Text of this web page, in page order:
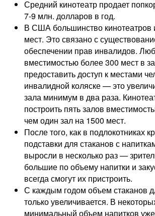
Средний кинотеатр продает
7-9 млн. долларов в год.
В США большинство кинотеатров
мест. Это связано с
обеспечении прав инвалидов.
вместимостью более 300 мест в
предоставить доступ к местами
инвалидной коляске — это
зала минимум в два раза.
построить пять залов
чем один зал на 1500 мест.
После того, как в подлокотниках
подставки для стаканов с
выросли в несколько раз —
большие по объему напитки и
всегда смогут их пристроить.
С каждым годом объем стаканов
только увеличивается. В
минимальный объем напитков